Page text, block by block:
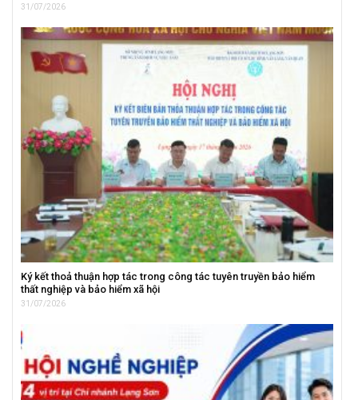
31/07/2026
Ký kết thoả thuận hợp tác trong công tác tuyên truyền bảo hiểm
thất nghiệp và bảo hiểm xã hội
31/07/2026